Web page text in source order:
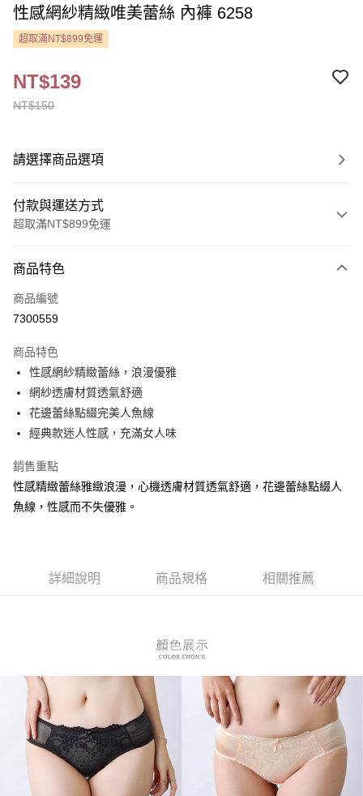
性感網紗精緻唯美蕾絲 內褲 6258
超取滿NT$899免運
NT$150
NT$139
請選擇商品選項
付款與運送方式
超取滿NT$899免運
信用卡一次付款
超商取貨付款
Apple Pay
街口支付
悠遊付
AFTEE先享後付
相關說明
AFTEE先享後付是「在收到商品之後才付款」的支付方式。 讓您購物簡單
３．安心：先確認商品／服務後，再付款。
２．訂單成立數日內，您將收到繳費通知簡訊。
３．收到繳費通知簡訊後14天內，點擊此簡訊中的連結，可透過四大超商／
※ 請注意：結帳手續完成當下不需立刻繳費，但若您需要取消訂單，請聯絡
購買商品的店家。未經商家同意取消之訂單仍視為有效，需透過AFTEE先享
後付繳納相關費用。
※ 交易是否成功請以「AFTEE先享後付 」之結帳頁面顯示為準，若有關於
是否繳費成功／繳費後需取消欲退款等相關疑問，請聯繫「AFTEE先享後付
客戶支援中心」https://netprotections.freshdesk.com/support/home
【注意事項】
ATM付款
全家付款取貨
每筆NT$80，滿NT$899(含以上)免運費
7-11付款取貨
每筆NT$80，滿NT$899(含以上)免運費
付款後7-11取貨
每筆NT$80，滿NT$899(含以上)免運費
黑貓宅急便
商品特色
商品編號
7300559
商品特色
性感網紗精緻蕾絲，浪漫優雅
網紗透膚材質透氣舒適
花邊蕾絲點綴完美人魚線
經典款迷人性感，充滿女人味
銷售重點
性感精緻蕾絲雅緻浪漫，心機透膚材質透氣舒適，花邊蕾絲點綴人
魚線，性感而不失優雅。
詳細說明 商品規格 相關推薦